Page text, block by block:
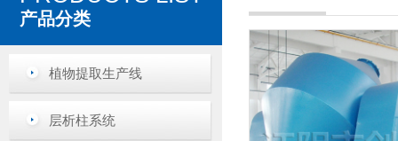
产品分类
植物提取生产线
层析柱系统